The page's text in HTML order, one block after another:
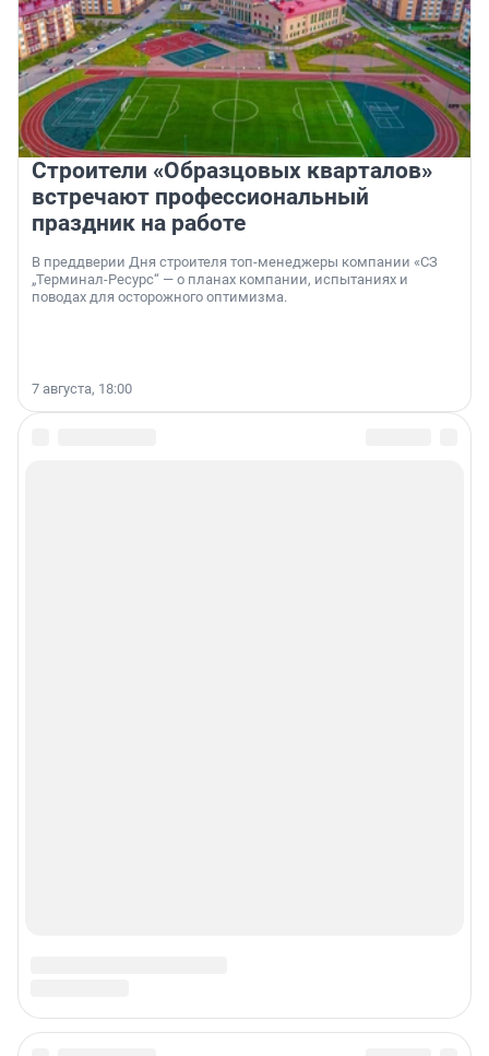
Строители «Образцовых кварталов»
встречают профессиональный
праздник на работе
В преддверии Дня строителя топ-менеджеры компании «СЗ
„Терминал-Ресурс“ — о планах компании, испытаниях и
поводах для осторожного оптимизма.
7 августа, 18:00